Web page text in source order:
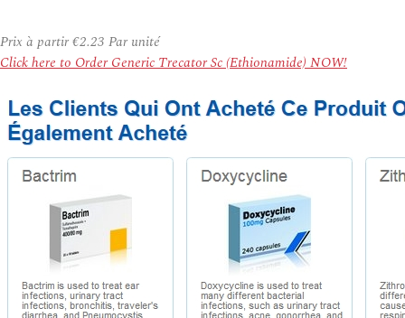
Prix à partir€2.23 Par unité
Click here to Order Generic Trecator Sc (Ethionamide) NOW!